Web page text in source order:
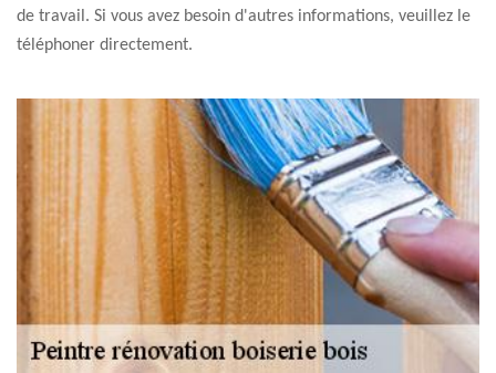
de travail. Si vous avez besoin d'autres informations, veuillez le
téléphoner directement.